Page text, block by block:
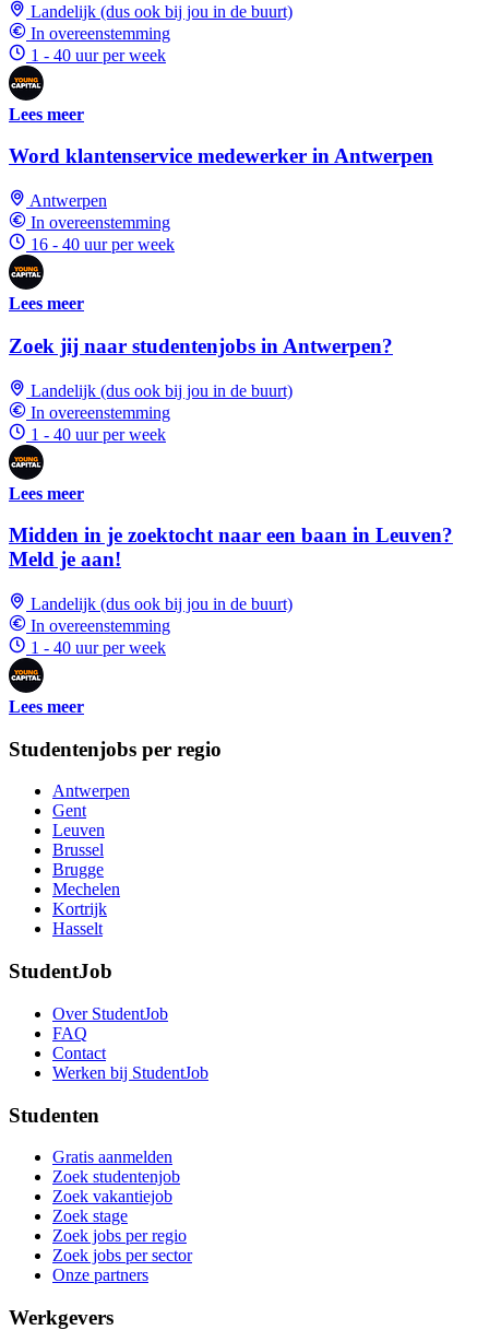
Landelijk (dus ook bij jou in de buurt)
In overeenstemming
1 - 40 uur per week
Lees meer
Word klantenservice medewerker in Antwerpen
Antwerpen
In overeenstemming
16 - 40 uur per week
Lees meer
Zoek jij naar studentenjobs in Antwerpen?
Landelijk (dus ook bij jou in de buurt)
In overeenstemming
1 - 40 uur per week
Lees meer
Midden in je zoektocht naar een baan in Leuven?
Meld je aan!
Landelijk (dus ook bij jou in de buurt)
In overeenstemming
1 - 40 uur per week
Lees meer
Studentenjobs per regio
Antwerpen
Gent
Leuven
Brussel
Brugge
Mechelen
Kortrijk
Hasselt
StudentJob
Over StudentJob
FAQ
Contact
Werken bij StudentJob
Studenten
Gratis aanmelden
Zoek studentenjob
Zoek vakantiejob
Zoek stage
Zoek jobs per regio
Zoek jobs per sector
Onze partners
Werkgevers